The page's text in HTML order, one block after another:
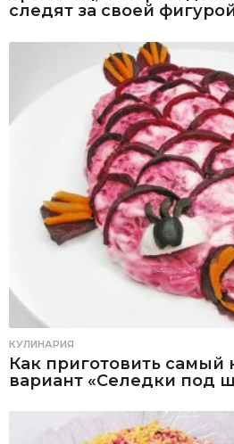
следят за своей
КУЛИНАРИЯ
Как приготовить
вариант «Селедки под